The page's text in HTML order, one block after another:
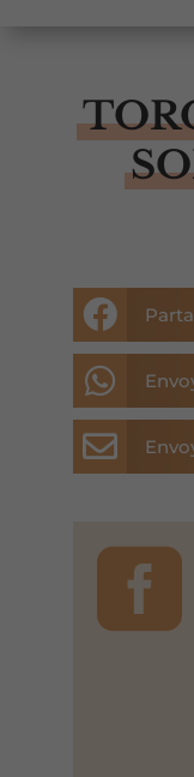



